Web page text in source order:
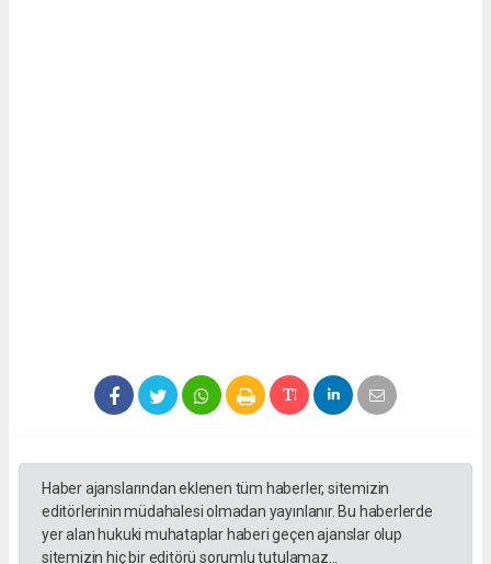
Haber ajanslarından eklenen tüm haberler, sitemizin
editörlerinin müdahalesi olmadan yayınlanır. Bu haberlerde
yer alan hukuki muhataplar haberi geçen ajanslar olup
sitemizin hiç bir editörü sorumlu tutulamaz...